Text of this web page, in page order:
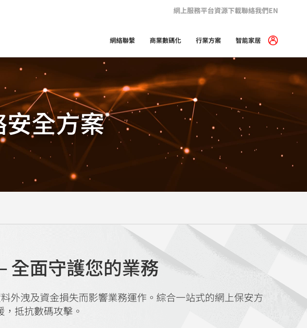
網上服務平台資源下載聯絡我們EN
網絡聯繫 商業數碼化 行業方案 智能家居
安全方案
全面守護您的業務
外洩及資金損失而影響業務運作。綜合一站式的網上保安方
抵抗數碼攻擊。